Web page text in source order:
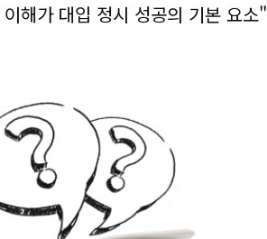
해가 대입 정시 성공의 기본 요소"